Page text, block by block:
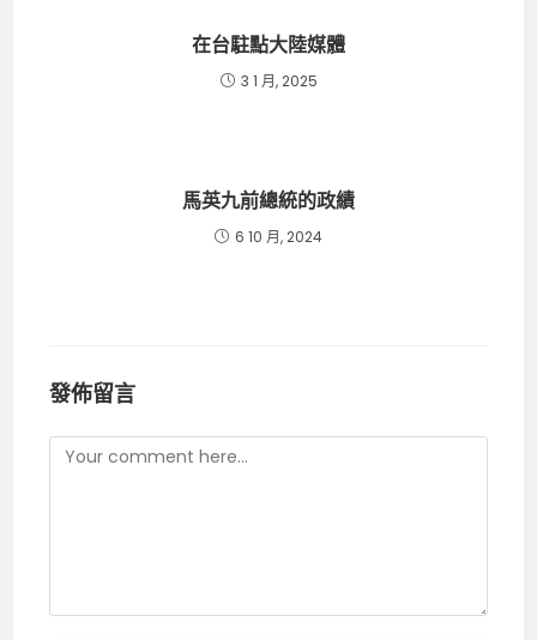
在台駐點大陸媒體
3 1 月, 2025
馬英九前總統的政績
6 10 月, 2024
發佈留言
Comment